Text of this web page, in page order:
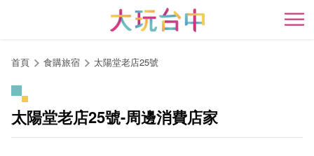
開
首頁 食購旅宿 太陽堂老店25號
太陽堂老店25號-周邊消費店家